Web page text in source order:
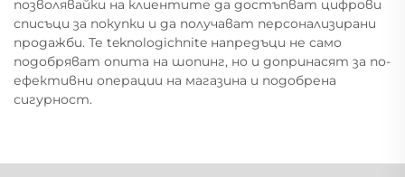
позволявайки на клиентите да достъпват цифрови
списъци за покупки и да получават персонализирани
продажби. Те teknologichnite напредъци не само
подобряват опита на шопинг, но и допринасят за по-
ефективни операции на магазина и подобрена
сигурност.